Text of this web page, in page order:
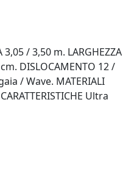
3,05 / 3,50 m. LARGHEZZA
DISLOCAMENTO 12 /
/ Wave. MATERIALI
Ultra